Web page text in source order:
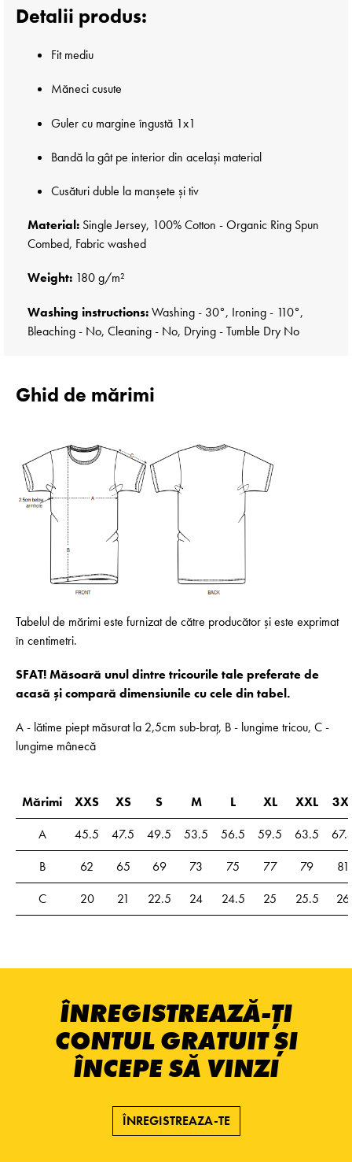
Detalii produs:
Fit mediu
Măneci cusute
Guler cu margine îngustă 1x1
Bandă la gât pe interior din același material
Cusături duble la manșete și tiv
Material: Single Jersey, 100% Cotton - Organic Ring Spun
Combed, Fabric washed
Weight: 180 g/m²
Washing instructions:Washing - 30°, Ironing - 110°,
Bleaching - No, Cleaning - No, Drying - Tumble Dry No
Ghid de mărimi
Tabelul de mărimi este furnizat de către producător și este exprimat
în centimetri.
SFAT! Măsoară unul dintre tricourile tale preferate de
acasă și compară dimensiunile cu cele din tabel.
A - lătime piept măsurat la 2,5cm sub-braț, B - lungime tricou, C -
lungime mânecă
Mărimi XXS XS S M L XL XXL
A
45.5 47.5 49.5 53.5 56.5 59.5 63.5
B
62 65 69 73 75 77 79
81
C
20 21 22.5 24 24.5 25 25.5 26
ÎNREGISTREAZĂ-ȚI
CONTUL GRATUIT ȘI
ÎNCEPE SĂ VINZI
ÎNREGISTREAZA-TE